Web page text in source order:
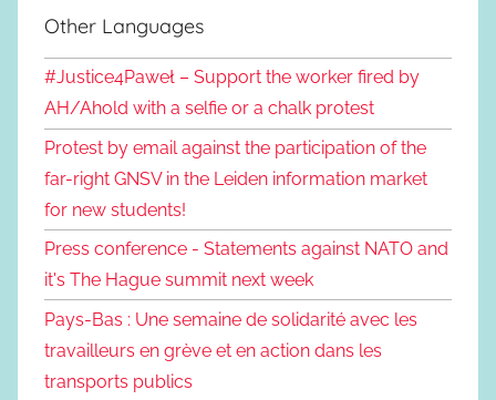
Other Languages
#Justice4Paweł – Support the worker fired by
AH/Ahold with a selfie or a chalk protest
Protest by email against the participation of the
far-right GNSV in the Leiden information market
for new students!
Press conference - Statements against NATO and
it's The Hague summit next week
Pays-Bas : Une semaine de solidarité avec les
travailleurs en grève et en action dans les
transports publics